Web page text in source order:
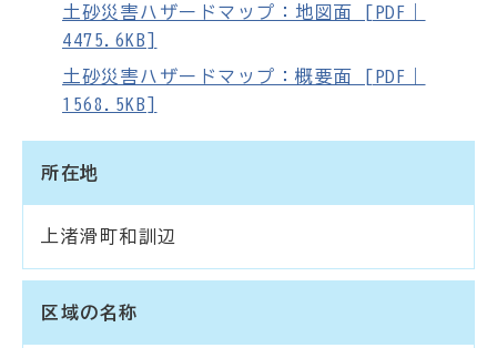
土砂災害ハザードマップ：地図面 [PDF｜
4475.6KB]
土砂災害ハザードマップ：概要面 [PDF｜
1568.5KB]
所在地
上渚滑町和訓辺
区域の名称